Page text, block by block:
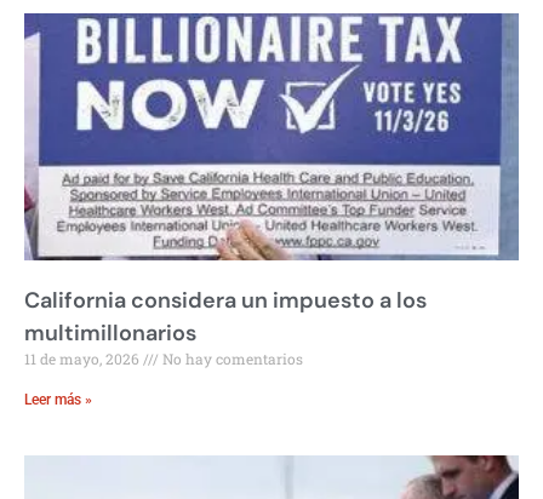
California considera un impuesto a los
multimillonarios
11 de mayo, 2026 No hay comentarios
Leer más »